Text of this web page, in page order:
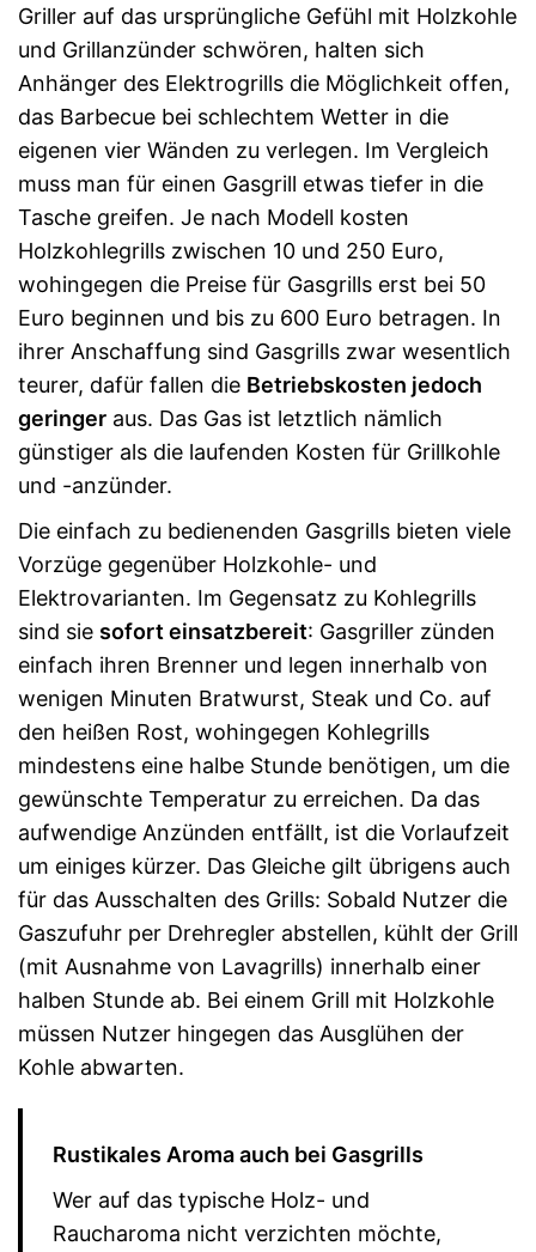
Griller auf das ursprüngliche Gefühl mit Holzkohle
und Grillanzünder schwören, halten sich
Anhänger des Elektrogrills die Möglichkeit offen,
das Barbecue bei schlechtem Wetter in die
eigenen vier Wänden zu verlegen. Im Vergleich
muss man für einen Gasgrill etwas tiefer in die
Tasche greifen. Je nach Modell kosten
Holzkohlegrills zwischen 10 und 250 Euro,
wohingegen die Preise für Gasgrills erst bei 50
Euro beginnen und bis zu 600 Euro betragen. In
ihrer Anschaffung sind Gasgrills zwar wesentlich
teurer, dafür fallen die Betriebskosten jedoch
geringer aus. Das Gas ist letztlich nämlich
günstiger als die laufenden Kosten für Grillkohle
und -anzünder.
Die einfach zu bedienenden Gasgrills bieten viele
Vorzüge gegenüber Holzkohle- und
Elektrovarianten. Im Gegensatz zu Kohlegrills
sind sie sofort einsatzbereit: Gasgriller zünden
einfach ihren Brenner und legen innerhalb von
wenigen Minuten Bratwurst, Steak und Co. auf
den heißen Rost, wohingegen Kohlegrills
mindestens eine halbe Stunde benötigen, um die
gewünschte Temperatur zu erreichen. Da das
aufwendige Anzünden entfällt, ist die Vorlaufzeit
um einiges kürzer. Das Gleiche gilt übrigens auch
für das Ausschalten des Grills: Sobald Nutzer die
Gaszufuhr per Drehregler abstellen, kühlt der Grill
(mit Ausnahme von Lavagrills) innerhalb einer
halben Stunde ab. Bei einem Grill mit Holzkohle
müssen Nutzer hingegen das Ausglühen der
Kohle abwarten.
Rustikales Aroma auch bei Gasgrills
Wer auf das typische Holz- und
Raucharoma nicht verzichten möchte,